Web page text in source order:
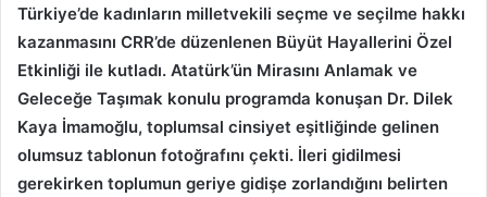
m
e
k
Türkiye’de kadınların milletvekili seçme ve seçilme hakkı
kazanmasını CRR’de düzenlenen Büyüt Hayallerini Özel
Etkinliği ile kutladı. Atatürk’ün Mirasını Anlamak ve
Geleceğe Taşımak konulu programda konuşan Dr. Dilek
Kaya İmamoğlu, toplumsal cinsiyet eşitliğinde gelinen
olumsuz tablonun fotoğrafını çekti. İleri gidilmesi
gerekirken toplumun geriye gidişe zorlandığını belirten